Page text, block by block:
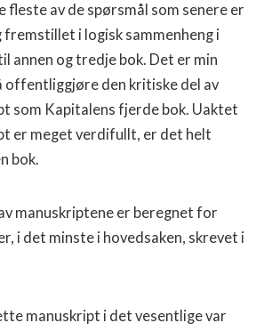
fleste av de spørsmål som senere er
i logisk sammenheng i
annen og tredje bok. Det er min
offentliggjøre den kritiske del av
som Ka­pitalens fjerde bok. Uaktet
er meget verdi­fullt, er det helt
bok.
manuskriptene er beregnet for
i det minste i hovedsaken, skrevet i
manuskript i det vesentlige var